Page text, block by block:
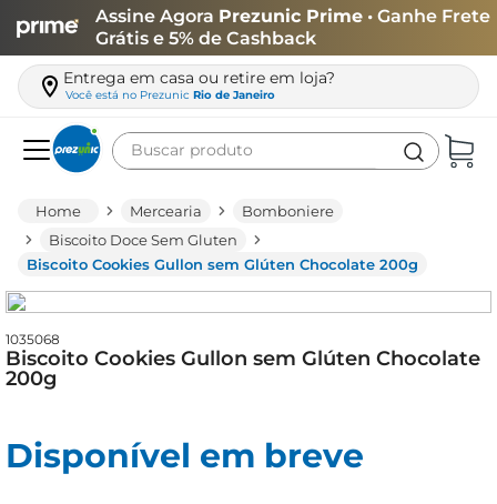
Assine Agora Prezunic Prime • Ganhe Frete
Grátis e 5% de Cashback
Entrega em casa ou retire em loja?
Você está no Prezunic Rio de Janeiro
Buscar produto
Mercearia
Bomboniere
Biscoito Doce Sem Gluten
Biscoito Cookies Gullon sem Glúten Chocolate 200g
1035068
Biscoito Cookies Gullon sem Glúten Chocolate
200g
Disponível em breve
leite
queijo
azeite
arroz